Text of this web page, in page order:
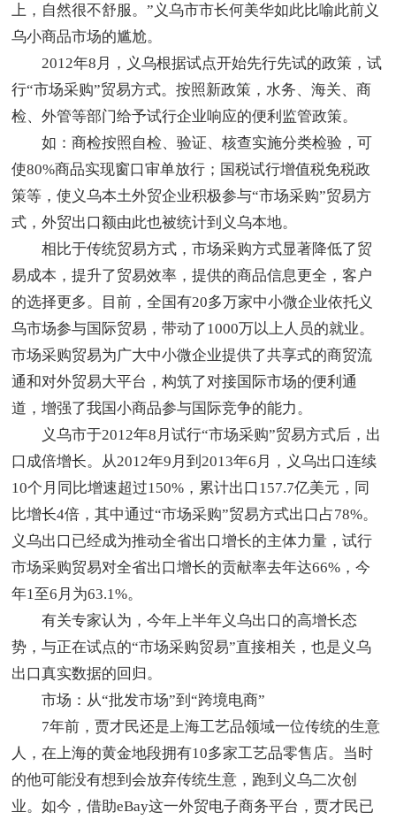
上，自然很不舒服。”义乌市市长何美华如此比喻此前义
乌小商品市场的尴尬。
2012年8月，义乌根据试点开始先行先试的政策，试
行“市场采购”贸易方式。按照新政策，水务、海关、商
检、外管等部门给予试行企业响应的便利监管政策。
如：商检按照自检、验证、核查实施分类检验，可
使80%商品实现窗口审单放行；国税试行增值税免税政
策等，使义乌本土外贸企业积极参与“市场采购”贸易方
式，外贸出口额由此也被统计到义乌本地。
相比于传统贸易方式，市场采购方式显著降低了贸
易成本，提升了贸易效率，提供的商品信息更全，客户
的选择更多。目前，全国有20多万家中小微企业依托义
乌市场参与国际贸易，带动了1000万以上人员的就业。
市场采购贸易为广大中小微企业提供了共享式的商贸流
通和对外贸易大平台，构筑了对接国际市场的便利通
道，增强了我国小商品参与国际竞争的能力。
义乌市于2012年8月试行“市场采购”贸易方式后，出
口成倍增长。从2012年9月到2013年6月，义乌出口连续
10个月同比增速超过150%，累计出口157.7亿美元，同
比增长4倍，其中通过“市场采购”贸易方式出口占78%。
义乌出口已经成为推动全省出口增长的主体力量，试行
市场采购贸易对全省出口增长的贡献率去年达66%，今
年1至6月为63.1%。
有关专家认为，今年上半年义乌出口的高增长态
势，与正在试点的“市场采购贸易”直接相关，也是义乌
出口真实数据的回归。
市场：从“批发市场”到“跨境电商”
7年前，贾才民还是上海工艺品领域一位传统的生意
人，在上海的黄金地段拥有10多家工艺品零售店。当时
的他可能没有想到会放弃传统生意，跑到义乌二次创
业。如今，借助eBay这一外贸电子商务平台，贾才民已